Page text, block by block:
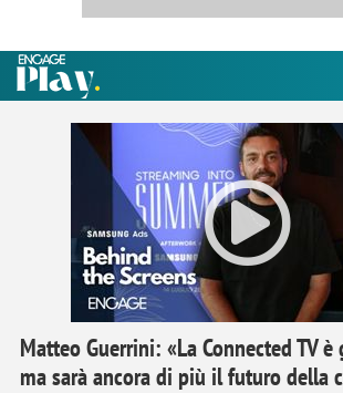
Matteo Guerrini: «La Connected TV
ma sarà ancora di più il futuro della